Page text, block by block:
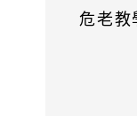
危老教